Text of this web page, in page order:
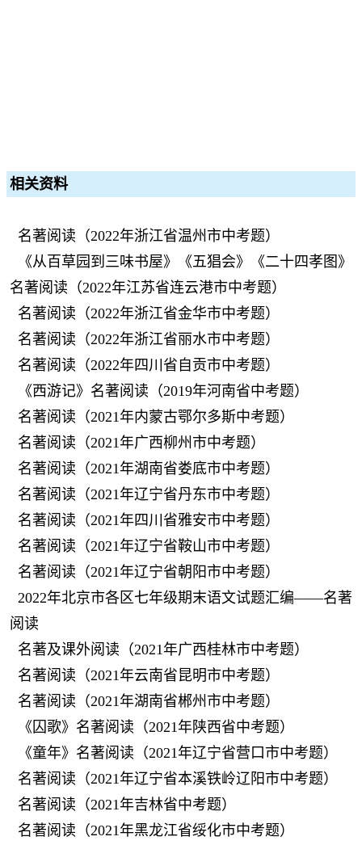
相关资料
名著阅读（2022年浙江省温州市中考题）
《从百草园到三味书屋》《五猖会》《二十四孝图》
名著阅读（2022年江苏省连云港市中考题）
名著阅读（2022年浙江省金华市中考题）
名著阅读（2022年浙江省丽水市中考题）
名著阅读（2022年四川省自贡市中考题）
《西游记》名著阅读（2019年河南省中考题）
名著阅读（2021年内蒙古鄂尔多斯中考题）
名著阅读（2021年广西柳州市中考题）
名著阅读（2021年湖南省娄底市中考题）
名著阅读（2021年辽宁省丹东市中考题）
名著阅读（2021年四川省雅安市中考题）
名著阅读（2021年辽宁省鞍山市中考题）
名著阅读（2021年辽宁省朝阳市中考题）
2022年北京市各区七年级期末语文试题汇编——名著
阅读
名著及课外阅读（2021年广西桂林市中考题）
名著阅读（2021年云南省昆明市中考题）
名著阅读（2021年湖南省郴州市中考题）
《囚歌》名著阅读（2021年陕西省中考题）
《童年》名著阅读（2021年辽宁省营口市中考题）
名著阅读（2021年辽宁省本溪铁岭辽阳市中考题）
名著阅读（2021年吉林省中考题）
名著阅读（2021年黑龙江省绥化市中考题）